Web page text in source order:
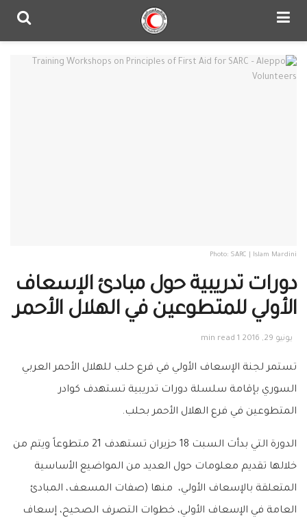
Photo: SARC | Islam Mardini
دورات تدريبية حول مبادئ الإسعاف
الأولي للمتطوعين في الهلال الأحمر
يونيو 29, 2016 1 min read
تستمر لجنة الإسعاف الأولي في فرع حلب للهلال الأحمر العربي
السوري بإقامة سلسلة دورات تدريبية تستهدف كوادر
المتطوعين في فرع الهلال الأحمر بحلب.
الدورة التي بدأت السبت 18 حزيران تستهدف 21 متطوعاً ويتم من
خلالها تقديم معلومات حول العديد من المواضيع الأساسية
المتعلقة بالإسعاف الأولي،
منها (صفات المسعف، المبادئ
العامة في الإسعاف الأولي، خطوات التصرف الصحيح، إسعاف